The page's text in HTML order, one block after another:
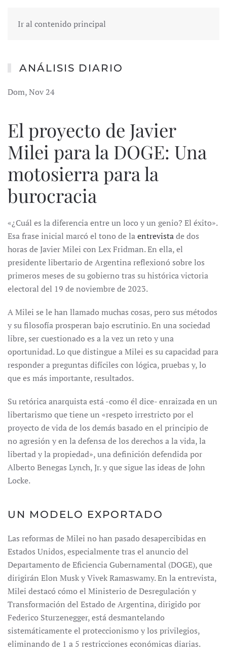
Ir al contenido principal
ANÁLISIS DIARIO
Dom, Nov 24
El proyecto de Javier
Milei para la DOGE: Una
motosierra para la
burocracia
«¿Cuál es la diferencia entre un loco y un genio? El éxito».
Esa frase inicial marcó el tono de laentrevistade dos
horas de Javier Milei con Lex Fridman. En ella, el
presidente libertario de Argentina reflexionó sobre los
primeros meses de su gobierno tras su histórica victoria
electoral del 19 de noviembre de 2023.
A Milei se le han llamado muchas cosas, pero sus métodos
y su filosofía prosperan bajo escrutinio. En una sociedad
libre, ser cuestionado es a la vez un reto y una
oportunidad. Lo que distingue a Milei es su capacidad para
responder a preguntas difíciles con lógica, pruebas y, lo
que es más importante, resultados.
Su retórica anarquista está -como él dice- enraizada en un
libertarismo que tiene un «respeto irrestricto por el
proyecto de vida de los demás basado en el principio de
no agresión y en la defensa de los derechos a la vida, la
libertad y la propiedad», una definición defendida por
Alberto Benegas Lynch, Jr. y que sigue las ideas de John
Locke.
UN MODELO EXPORTADO
Las reformas de Milei no han pasado desapercibidas en
Estados Unidos, especialmente tras el anuncio del
Departamento de Eficiencia Gubernamental (DOGE), que
dirigirán Elon Musk y Vivek Ramaswamy. En la entrevista,
Milei destacó cómo el Ministerio de Desregulación y
Transformación del Estado de Argentina, dirigido por
Federico Sturzenegger, está desmantelando
sistemáticamente el proteccionismo y los privilegios,
eliminando de 1 a 5 restricciones económicas diarias.